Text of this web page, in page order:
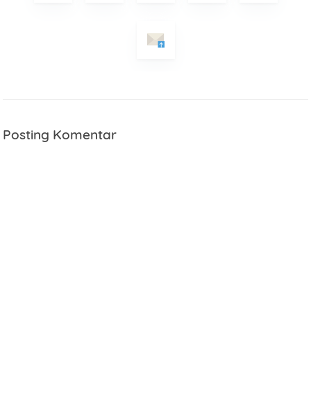
Posting Komentar